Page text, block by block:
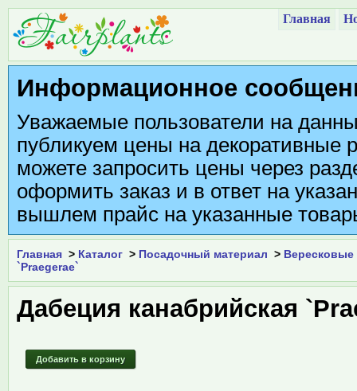
Главная
Информационное
Уважаемые пользователи на
публикуем цены на декоративные
можете запросить цены через
оформить заказ и в ответ на
вышлем прайс на указанные
Главная > Каталог > Посадочный материал > Вересковые
`Praegerae`
Дабеция канабрийская
Добавить в корзину